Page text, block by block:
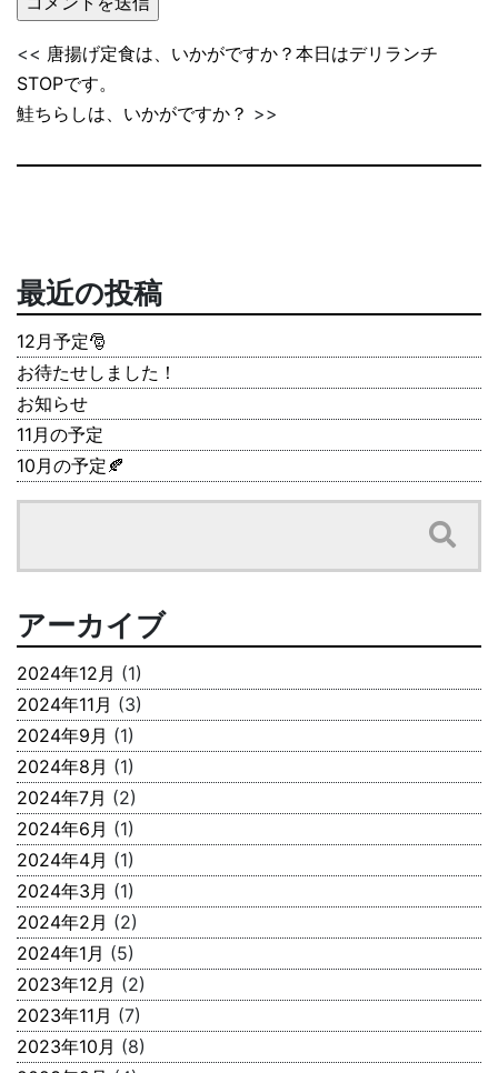
<< 唐揚げ定食は、いかがですか？本日はデリランチ
STOPです。
鮭ちらしは、いかがですか？ >>
最近の投稿
12月予定🎅
お待たせしました！
お知らせ
11月の予定
10月の予定🍂
アーカイブ
2024年12月 (1)
2024年11月 (3)
2024年9月 (1)
2024年8月 (1)
2024年7月 (2)
2024年6月 (1)
2024年4月 (1)
2024年3月 (1)
2024年2月 (2)
2024年1月 (5)
2023年12月 (2)
2023年11月 (7)
2023年10月 (8)